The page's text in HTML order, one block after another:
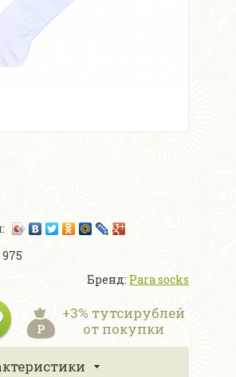
Бренд: Para socks
+3% тутсирублей
от покупки